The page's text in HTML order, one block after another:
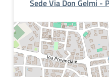
Sede Via Don Gelmi -